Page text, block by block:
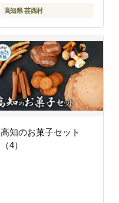
高知県 芸西村
高知のお菓子セット
（4）